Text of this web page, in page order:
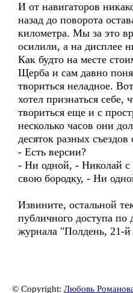
И от навигаторов
назад до поворота
километра. Мы за это
осилили, а на дисплее
Как будто на месте
Щерба и сам давно
твориться неладное.
хотел признаться себе,
твориться еще и с
несколько часов они
десяток разных
- Есть версии?
- Ни одной, - Николай с
свою бородку, - Ни
Извините, остальной
публичного доступа по
журнала "Полдень, 21-й
© Copyright: Любовь